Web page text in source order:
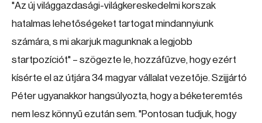
"Az új világgazdasági-világkereskedelmi korszak
hatalmas lehetőségeket tartogat mindannyiunk
számára, s mi akarjuk magunknak a legjobb
startpozíciót" – szögezte le, hozzáfűzve, hogy ezért
kísérte el az útjára 34 magyar vállalat vezetője. Szijjártó
Péter ugyanakkor hangsúlyozta, hogy a béketeremtés
nem lesz könnyű ezután sem. "Pontosan tudjuk, hogy